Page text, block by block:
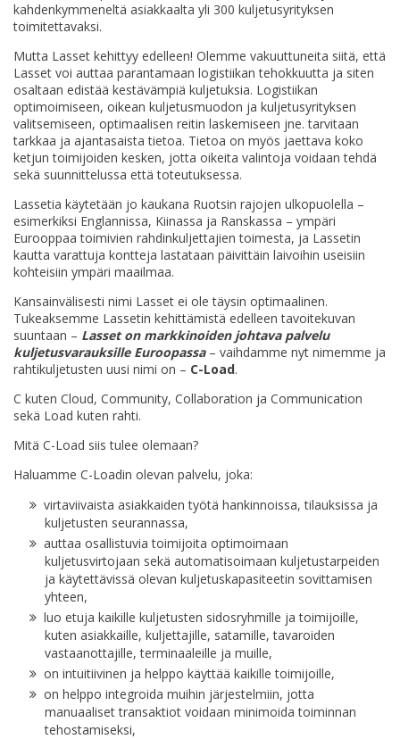
kahdenkymmeneltä asiakkaalta yli 300 kuljetusyrityksen
toimitettavaksi.
Mutta Lasset kehittyy edelleen! Olemme vakuuttuneita siitä, että
Lasset voi auttaa parantamaan logistiikan tehokkuutta ja siten
osaltaan edistää kestävämpiä kuljetuksia. Logistiikan
optimoimiseen, oikean kuljetusmuodon ja kuljetusyrityksen
valitsemiseen, optimaalisen reitin laskemiseen jne. tarvitaan
tarkkaa ja ajantasaista tietoa. Tietoa on myös jaettava koko
ketjun toimijoiden kesken, jotta oikeita valintoja voidaan tehdä
sekä suunnittelussa että toteutuksessa.
Lassetia käytetään jo kaukana Ruotsin rajojen ulkopuolella –
esimerkiksi Englannissa, Kiinassa ja Ranskassa – ympäri
Eurooppaa toimivien rahdinkuljettajien toimesta, ja Lassetin
kautta varattuja kontteja lastataan päivittäin laivoihin useisiin
kohteisiin ympäri maailmaa.
Kansainvälisesti nimi Lasset ei ole täysin optimaalinen.
Tukeaksemme Lassetin kehittämistä edelleen tavoitekuvan
suuntaan – Lasset on markkinoiden johtava palvelu
kuljetusvarauksille Euroopassa– vaihdamme nyt nimemme ja
rahtikuljetusten uusi nimi on – C-Load.
C kuten Cloud, Community, Collaboration ja Communication
sekä Load kuten rahti.
Mitä C-Load siis tulee olemaan?
Haluamme C-Loadin olevan palvelu, joka:
virtaviivaista asiakkaiden työtä hankinnoissa, tilauksissa ja
kuljetusten seurannassa,
auttaa osallistuvia toimijoita optimoimaan
kuljetusvirtojaan sekä automatisoimaan kuljetustarpeiden
ja käytettävissä olevan kuljetuskapasiteetin sovittamisen
yhteen,
luo etuja kaikille kuljetusten sidosryhmille ja toimijoille,
kuten asiakkaille, kuljettajille, satamille, tavaroiden
vastaanottajille, terminaaleille ja muille,
on intuitiivinen ja helppo käyttää kaikille toimijoille,
on helppo integroida muihin järjestelmiin, jotta
manuaaliset transaktiot voidaan minimoida toiminnan
tehostamiseksi,